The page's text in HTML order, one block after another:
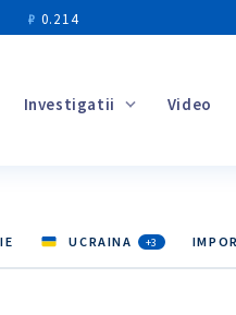
₽ 0.214
+10
Investigatii Video
UCRAINA +3